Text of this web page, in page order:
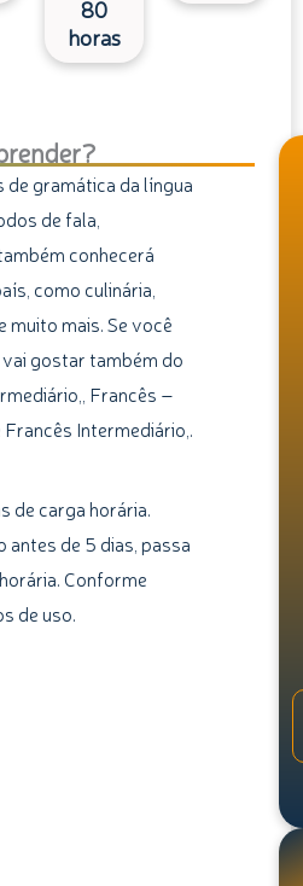
80
horas
gramática da língua
de fala,
conhecerá
como culinária,
muito mais. Se você
gostar também do
Francês –
Intermediário,.
de carga horária.
de 5 dias, passa
Conforme
de uso.